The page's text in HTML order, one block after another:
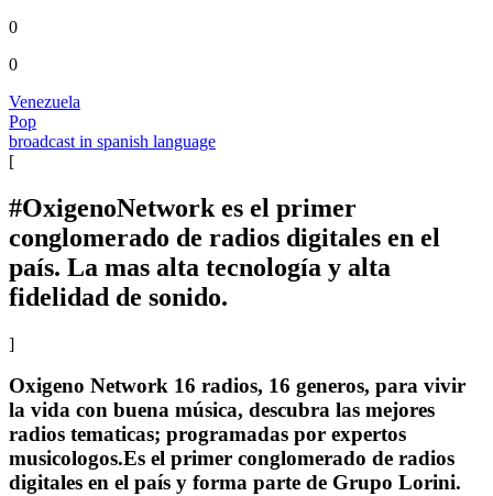
0
0
Venezuela
Pop
broadcast in spanish language
[
#OxigenoNetwork es el primer
conglomerado de radios digitales en el
país. La mas alta tecnología y alta
fidelidad de sonido.
]
Oxigeno Network 16 radios, 16 generos, para vivir
la vida con buena música, descubra las mejores
radios tematicas; programadas por expertos
musicologos.Es el primer conglomerado de radios
digitales en el país y forma parte de Grupo Lorini.